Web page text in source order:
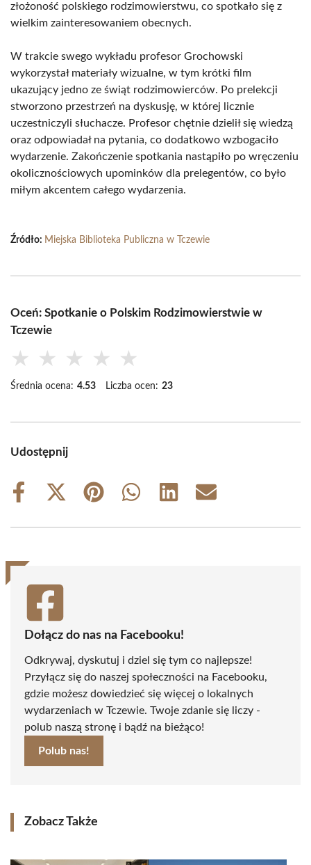
złożoność polskiego rodzimowierstwu, co spotkało się z
wielkim zainteresowaniem obecnych.
W trakcie swego wykładu profesor Grochowski
wykorzystał materiały wizualne, w tym krótki film
ukazujący jedno ze świąt rodzimowierców. Po prelekcji
stworzono przestrzeń na dyskusję, w której licznie
uczestniczyli słuchacze. Profesor chętnie dzielił się wiedzą
oraz odpowiadał na pytania, co dodatkowo wzbogaciło
wydarzenie. Zakończenie spotkania nastąpiło po wręczeniu
okolicznościowych upominków dla prelegentów, co było
miłym akcentem całego wydarzenia.
Źródło: Miejska Biblioteka Publiczna w Tczewie
Oceń: Spotkanie o Polskim Rodzimowierstwie w
Tczewie
★ ★ ★ ★ ★
Średnia ocena: 4.53 Liczba ocen: 23
Udostępnij
Share
Share
(Twitter)
Share
Share
Share
Share
Dołącz do nas na Facebooku!
Odkrywaj, dyskutuj i dziel się tym co najlepsze!
Przyłącz się do naszej społeczności na Facebooku,
gdzie możesz dowiedzieć się więcej o lokalnych
wydarzeniach w Tczewie. Twoje zdanie się liczy -
polub naszą stronę i bądź na bieżąco!
Polub nas!
Zobacz Także